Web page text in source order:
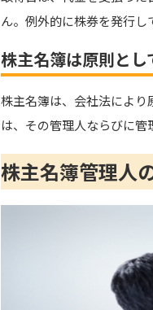
ん。例外的に株券を発行し
株主名簿は原則と
株主名簿は、会社法によ
は、その管理人ならびに管
株主名簿管理人